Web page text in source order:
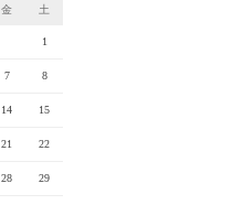
金 土
1
7 8
14 15
21 22
28 29